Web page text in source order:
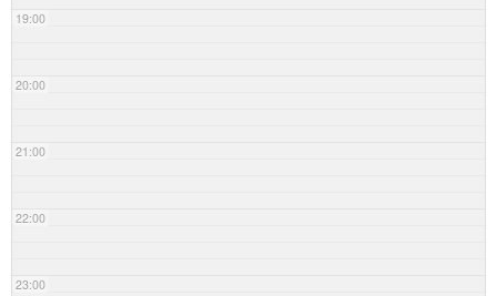
19:00
20:00
21:00
22:00
23:00